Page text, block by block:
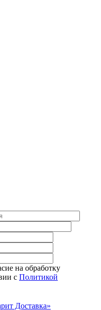
на обработку
c Политикой